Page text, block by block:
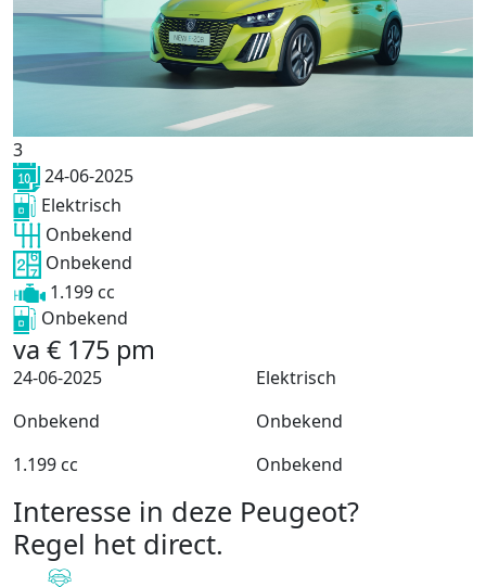
3
24-06-2025
Elektrisch
Onbekend
Onbekend
1.199 cc
Onbekend
va € 175 pm
24-06-2025
Elektrisch
Onbekend
Onbekend
1.199 cc
Onbekend
Interesse in deze Peugeot?
Regel het direct.